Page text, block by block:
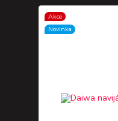
Akce
Novinka